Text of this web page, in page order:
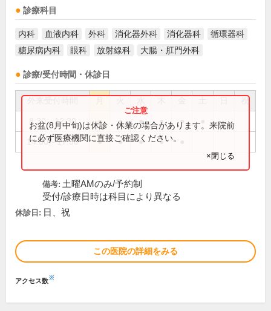
診療科目
内科 血液内科 外科 消化器外科 消化器科
循環器科
糖尿病内科
眼科 放射線科 大腸・肛門外科
診療/受付時間・休診日
祝
8:30～12:30 ● ● ● ● ●
14:00～17:30 ● ● ● ●
お盆(8月中旬)は休診・休業の場合があります。来院前
に必ず医療機関に直接ご確認ください。
×閉じる
備考: 土曜AMのみ/予約制
受付/診療日時は科目により異なる
休診日: 日、祝
この医院の詳細をみる
アクセス数※